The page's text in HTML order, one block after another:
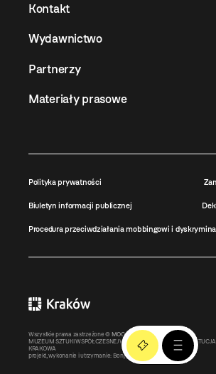
Kontakt
Wydawnictwo
Partnerzy
Materiały prasowe
Polityka prywatności
Biuletyn informacji publicznej
Procedura przeciwdziałania mobbingowi i
Wszystkie prawa zastrzeżone © MOCAK2011-2026
MUZEUM SZTUKI WSPÓŁCZESNEJ W KRAKOWIE MOCAK –
KRAKOWA
projekt, wykonanie i utrzymanie: Bonjour.pl